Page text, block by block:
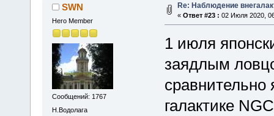
SWN
Hero Member
Сообщений: 1767
Н.Водолага
Re: Наблюдение
« Ответ #23 : 02 Июля 2020,
1 июля
заядлым
сравнительно
галактике